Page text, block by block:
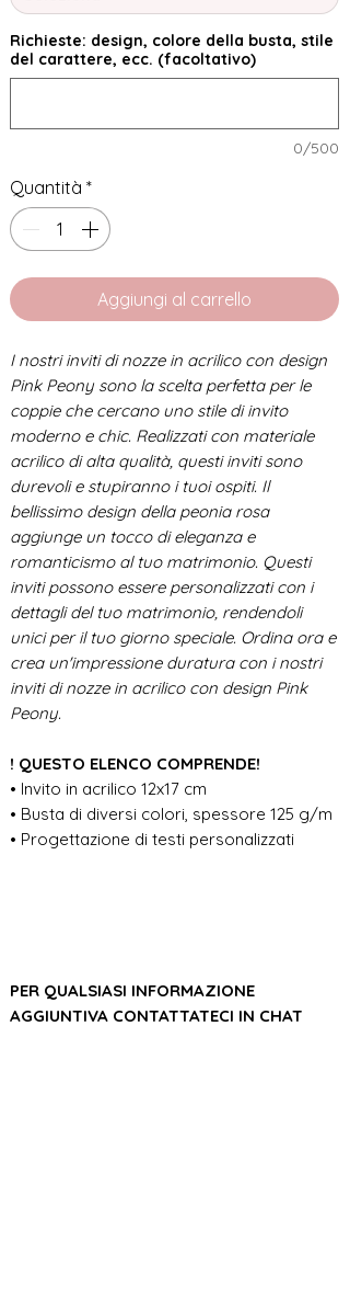
Richieste: design, colore della busta, stile
del carattere, ecc. (facoltativo)
0/500
Quantità *
Aggiungi al carrello
I nostri inviti di nozze in acrilico con design
Pink Peony sono la scelta perfetta per le
coppie che cercano uno stile di invito
moderno e chic. Realizzati con materiale
acrilico di alta qualità, questi inviti sono
durevoli e stupiranno i tuoi ospiti. Il
bellissimo design della peonia rosa
aggiunge un tocco di eleganza e
romanticismo al tuo matrimonio. Questi
inviti possono essere personalizzati con i
dettagli del tuo matrimonio, rendendoli
unici per il tuo giorno speciale. Ordina ora e
crea un'impressione duratura con i nostri
inviti di nozze in acrilico con design Pink
Peony.
! QUESTO ELENCO COMPRENDE!
• Invito in acrilico 12x17 cm
• Busta di diversi colori, spessore 125 g/m
• Progettazione di testi personalizzati
PER QUALSIASI INFORMAZIONE
AGGIUNTIVA CONTATTATECI IN CHAT